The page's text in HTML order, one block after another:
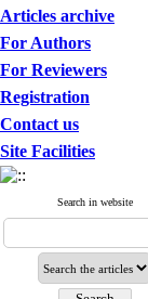
Articles archive
For Authors
For Reviewers
Registration
Contact us
Site Facilities
Search in website